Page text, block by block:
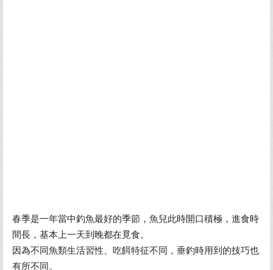
春季是一年當中釣魚最好的季節，魚兒此時開口積極，進食時
間長，基本上一天到晚都在覓食。
因為不同魚類生活習性、吃餌特征不同，垂釣時用到的技巧也
有所不同。